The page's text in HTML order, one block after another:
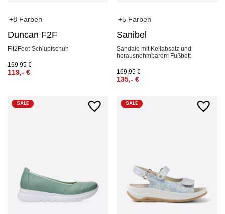
+8 Farben
Duncan F2F
Fit2Feet-Schlupfschuh
169,95€
119,- €
+5 Farben
Sanibel
Sandale mit Keilabsatz und
herausnehmbarem Fußbett
169,95€
135,-€
SALE SALE